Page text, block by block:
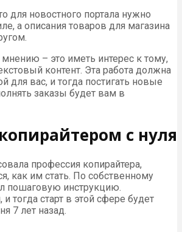
для новостного портала нужно
а описания товаров для магазина
– это иметь интерес к тому,
контент. Эта работа должна
для вас, и тогда постигать новые
заказы будет вам в
с нуля
профессия копирайтера,
как им стать. По собственному
пошаговую инструкцию.
и тогда старт в этой сфере будет
7 лет назад.